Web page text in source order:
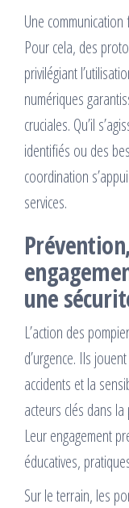
Une
Pour cela, des
privilégiant
numériques
cruciales. Qu’il
identifiés ou des
coordination
services.
une
L’action des
d’urgence. Ils
accidents et la
acteurs clés dans
Leur engagement
éducatives,
Sur le terrain, les